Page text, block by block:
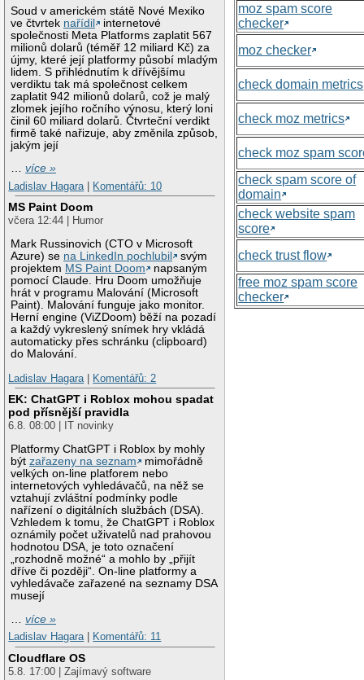
Soud v americkém státě Nové Mexiko
ve čtvrtek nařídil
internetové
společnosti Meta Platforms zaplatit 567
milionů dolarů (téměř 12 miliard Kč) za
újmy, které její platformy působí mladým
lidem. S přihlédnutím k dřívějšímu
verdiktu tak má společnost celkem
zaplatit 942 milionů dolarů, což je malý
zlomek jejího ročního výnosu, který loni
činil 60 miliard dolarů. Čtvrteční verdikt
firmě také nařizuje, aby změnila způsob,
jakým její
…více »
Ladislav Hagara
Komentářů: 10
MS Paint Doom
včera 12:44 | Humor
Mark Russinovich (CTO v Microsoft
Azure) se na LinkedIn pochlubil
svým
projektem MS Paint Doom
napsaným
pomocí Claude. Hru Doom umožňuje
hrát v programu Malování (Microsoft
Paint). Malování funguje jako monitor.
Herní engine (ViZDoom) běží na pozadí
a každý vykreslený snímek hry vkládá
automaticky přes schránku (clipboard)
do Malování.
Ladislav Hagara
Komentářů: 2
EK: ChatGPT i Roblox mohou spadat
pod přísnější pravidla
6.8. 08:00 | IT novinky
Platformy ChatGPT i Roblox by mohly
býtzařazeny na seznam
mimořádně
velkých on-line platforem nebo
internetových vyhledávačů, na něž se
vztahují zvláštní podmínky podle
nařízení o digitálních službách (DSA).
Vzhledem k tomu, že ChatGPT i Roblox
oznámily počet uživatelů nad prahovou
hodnotou DSA, je toto označení
„rozhodně možné“ a mohlo by „přijít
dříve či později“. On-line platformy a
vyhledávače zařazené na seznamy DSA
musejí
…více »
Ladislav Hagara| Komentářů: 11
Cloudflare OS
5.8. 17:00 | Zajímavý software
moz spam score
checker
moz checker
check domain metrics
check moz metrics
check moz spam
check spam score of
domain
check website spam
score
check trust flow
free moz spam score
checker